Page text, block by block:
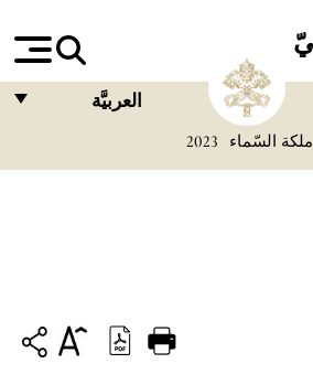
العربيَّة
DEUTSCH
السّماء 2023